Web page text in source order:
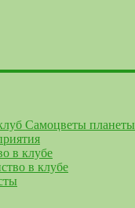
Самоцветы планеты
в клубе
в клубе